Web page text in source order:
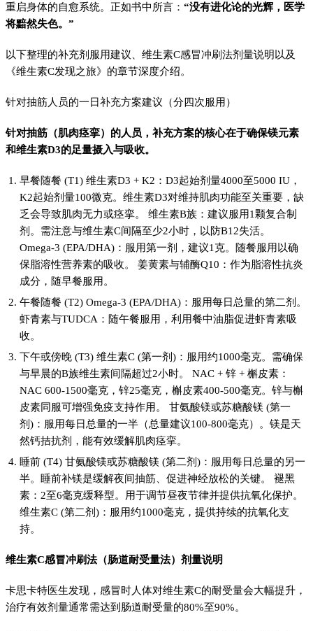
重启身体的自愈系统。正如书中所言： “没有进化论的光辉，医学
将黯然失色。”
以下整理的补充剂服用建议、维生素C感冒冲刷法剂量说明以及
《维生素C发现之旅》的章节深度介绍。
针对抽筋人员的一日补充方案建议（分四次服用）
针对抽筋（肌肉痉挛）的人员，补充方案的核心在于确保镁元素
和维生素D3的足量摄入与吸收。
早餐随餐 (T1) 维生素D3 + K2：D3起始剂量4000至5000 IU，
K2起始剂量100微克。维生素D3对维持肌肉功能至关重要，缺
乏会导致肌肉无力或痉挛。 维生素B族：建议服用1颗复合制
剂。需注意与维生素C间隔至少2小时，以防B12失活。
Omega-3 (EPA/DHA)：服用第一剂，建议1克。随餐服用以确
保脂溶性营养素的吸收。 姜黄素与辅酶Q10：作为脂溶性抗炎
成分，随早餐服用。
午餐随餐 (T2) Omega-3 (EPA/DHA)：服用每日总量的第二剂。
虾青素与TUDCA：随午餐服用，利用餐中油脂促进虾青素吸
收。
下午或傍晚 (T3) 维生素C (第一剂)：服用约1000毫克。需确保
与早晨的B族维生素间隔超过2小时。 NAC + 锌 + 槲皮素：
NAC 600-1500毫克，锌25毫克，槲皮素400-500毫克。锌与槲
皮素同服可增强免疫支持作用。 甘氨酸镁或苏糖酸镁 (第一
剂)：服用每日总量的一半（总量建议100-800毫克）。镁是天
然钙拮抗剂，能有效缓解肌肉痉挛。
睡前 (T4) 甘氨酸镁或苏糖酸镁 (第二剂)：服用每日总量的另一
半。睡前补镁是缓解夜间抽筋、促进神经放松的关键。 褪黑
素：2至6毫克缓释型。用于调节昼夜节律并提供抗氧化保护。
维生素C (第二剂)：服用约1000毫克，提供持续的抗氧化支
持。
维生素C感冒冲刷法（肠道耐受量法）剂量说明
卡思卡特医生发现，感冒时人体对维生素C的耐受量会大幅提升，
治疗有效剂量通常需达到肠道耐受量的80%至90%。